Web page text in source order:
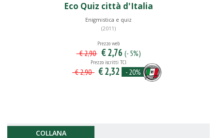
Eco Quiz città d'Italia
Enigmistica e quiz
(2011)
Prezzo web
€ 2,90 € 2,76 (- 5%)
Prezzo iscritti TCI
€ 2,90 € 2,32 - 20%
COLLANA